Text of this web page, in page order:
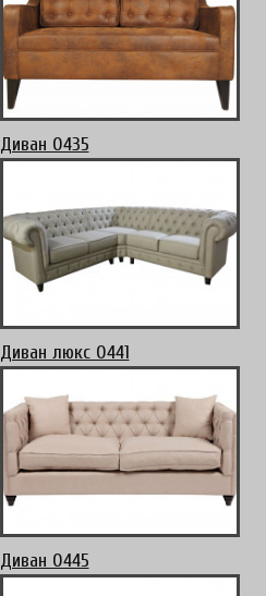
Диван 0435
Диван люкс 0441
Диван 0445